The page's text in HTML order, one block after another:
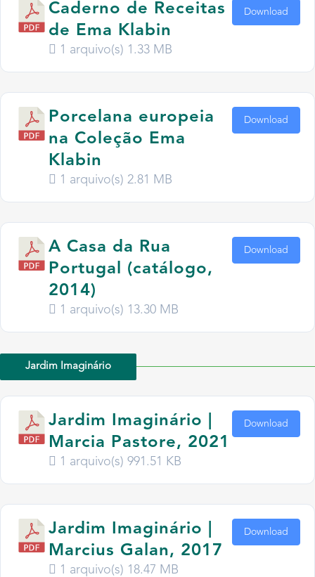
Caderno de Receitas
de Ema Klabin
1 arquivo(s) 1.33 MB
Download
Porcelana europeia
na Coleção Ema
Klabin
1 arquivo(s) 2.81 MB
Download
A Casa da Rua
Portugal (catálogo,
2014)
1 arquivo(s) 13.30 MB
Download
Jardim Imaginário
Jardim Imaginário |
Marcia Pastore, 2021
1 arquivo(s) 991.51 KB
Download
Jardim Imaginário |
Marcius Galan, 2017
1 arquivo(s) 18.47 MB
Download